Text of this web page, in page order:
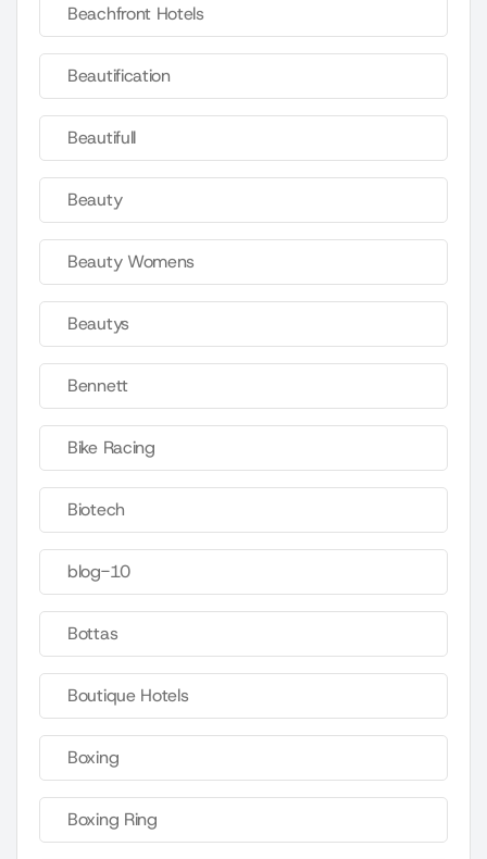
Beachfront Hotels
Beautification
Beautifull
Beauty
Beauty Womens
Beautys
Bennett
Bike Racing
Biotech
blog-10
Bottas
Boutique Hotels
Boxing
Boxing Ring